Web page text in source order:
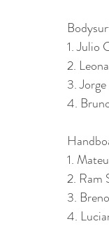
1. Julio
2.
3.
4.
1.
2. Ram
3.
4.